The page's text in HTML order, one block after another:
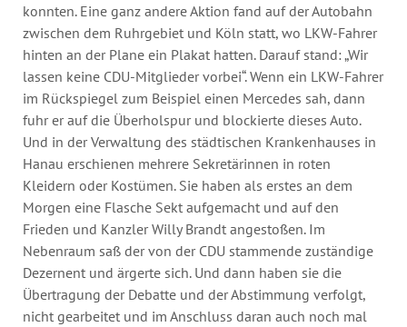
konnten. Eine ganz andere Aktion fand auf der Autobahn
zwischen dem Ruhrgebiet und Köln statt, wo LKW-Fahrer
hinten an der Plane ein Plakat hatten. Darauf stand: „Wir
lassen keine CDU-Mitglieder vorbei“. Wenn ein LKW-Fahrer
im Rückspiegel zum Beispiel einen Mercedes sah, dann
fuhr er auf die Überholspur und blockierte dieses Auto.
Und in der Verwaltung des städtischen Krankenhauses in
Hanau erschienen mehrere Sekretärinnen in roten
Kleidern oder Kostümen. Sie haben als erstes an dem
Morgen eine Flasche Sekt aufgemacht und auf den
Frieden und Kanzler Willy Brandt angestoßen. Im
Nebenraum saß der von der CDU stammende zuständige
Dezernent und ärgerte sich. Und dann haben sie die
Übertragung der Debatte und der Abstimmung verfolgt,
nicht gearbeitet und im Anschluss daran auch noch mal